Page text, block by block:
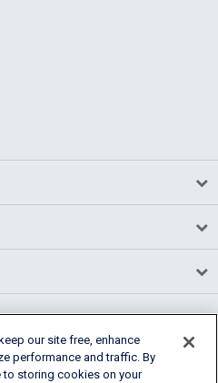
our site free, enhance
performance and traffic. By
to storing cookies on your